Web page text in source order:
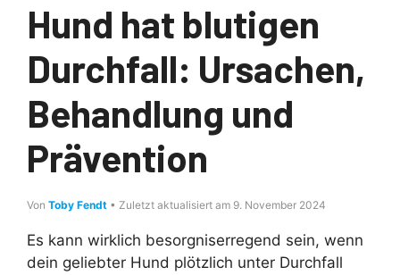
Hund hat blutigen
Durchfall: Ursachen,
Behandlung und
Prävention
Von Toby Fendt • Zuletzt aktualisiert am 9. November 2024
Es kann wirklich besorgniserregend sein, wenn
dein geliebter Hund plötzlich unter Durchfall